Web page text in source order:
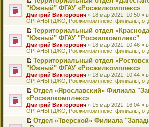
н
и
ю
о
о
б
щ
е
н
и
ю
н
о
м
у
с
о
о
б
щ
е
н
и
ю
ч
и
т
а
н
н
о
м
у
с
о
о
б
щ
е
н
ю
н
е
п
р
о
ч
и
т
а
н
н
о
м
у
с
о
б
щ
е
н
р
в
о
м
у
н
е
п
р
о
ч
и
т
а
н
н
м
у
с
о
т
и
к
п
е
р
в
о
м
у
н
е
п
р
о
ч
т
а
н
н
П
е
р
е
й
т
и
к
п
е
р
в
о
м
у
н
п
р
о
ч
"Южный" ФГАУ «Росжилкомплекс»
Дмитрий Викторович » 18 мар 2021, 10:50 »
ОРГАНЫ (ДЖО, Росжилкомплекс, филиалы,
П
е
р
е
й
т
и
к
п
е
р
о
м
у
н
Территориальный отдел
"Южный" ФГАУ "Росжилкомплекс"
Дмитрий Викторович » 18 мар 2021, 10:46 »
ОРГАНЫ (ДЖО, Росжилкомплекс, филиалы,
П
е
р
е
й
т
к
п
е
р
Территориальный отдел
"Южный" ФГАУ «Росжилкомплекс»
Дмитрий Викторович » 18 мар 2021, 10:44 »
ОРГАНЫ (ДЖО, Росжилкомплекс, филиалы,
П
р
е
й
т
Отдел «Ярославский» Филиала
«Росжилкомплекс»
Дмитрий Викторович » 15 мар 2021, 16:04 »
ОРГАНЫ (ДЖО, Росжилкомплекс, филиалы,
П
Отдел «Тверской» Филиала